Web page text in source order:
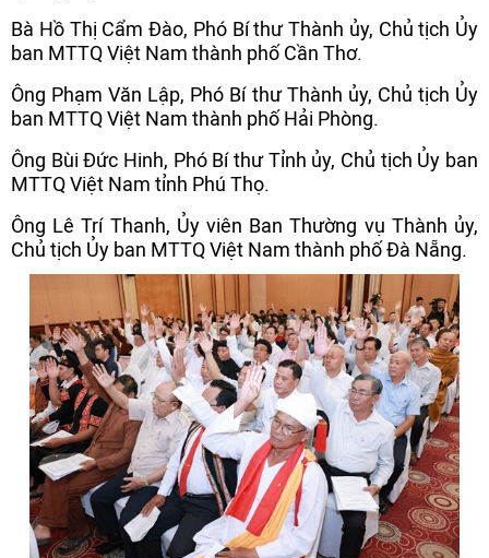
Bà Hồ Thị Cẩm Đào, Phó Bí thư Thành ủy, Chủ tịch Ủy
ban MTTQ Việt Nam thành phố Cần Thơ.
Ông Phạm Văn Lập, Phó Bí thư Thành ủy, Chủ tịch Ủy
ban MTTQ Việt Nam thành phố Hải Phòng.
Ông Bùi Đức Hinh, Phó Bí thư Tỉnh ủy, Chủ tịch Ủy ban
MTTQ Việt Nam tỉnh Phú Thọ.
Ông Lê Trí Thanh, Ủy viên Ban Thường vụ Thành ủy,
Chủ tịch Ủy ban MTTQ Việt Nam thành phố Đà Nẵng.